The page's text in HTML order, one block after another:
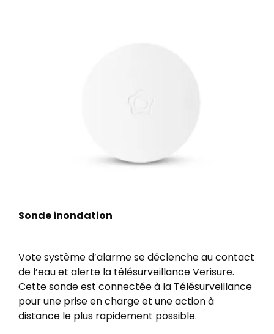
Sonde inondation
Vote système d’alarme se déclenche au contact
de l’eau et alerte la télésurveillance Verisure.
Cette sonde est connectée à la Télésurveillance
pour une prise en charge et une action à
distance le plus rapidement possible.